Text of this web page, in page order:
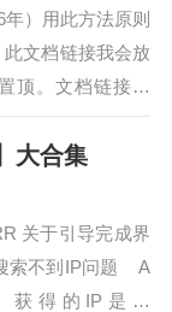
）用此方法原则
此文档链接我会放
顶。文档链接地
1、什么是
的硬件+群晖的系
么是黑群晖？ 黑
大合集
关于引导完成界
索不到IP问题 A
得的IP是：